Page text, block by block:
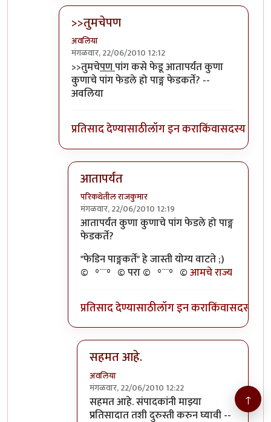
>>तुमचेपण
अवलिया
मंगळवार, 22/06/2010 12:12
In reply toसंपादकbyबिपिन कार्यकर्ते
>>तुमचेपणपांग कसे फेडू आतापर्यंत कुणा
कुणाचे पांग फेडले हो पाङ्ग फेडकर्ते? --
अवलिया
प्रतिसाद देण्यासाठीलॉग इन कराकिंवासदस्य व्हा
आतापर्यंत
परिकथेतील राजकुमार
मंगळवार, 22/06/2010 12:19
In reply to>>तुमचेपणbyअवलिया
आतापर्यंत कुणा कुणाचे पांग फेडले हो पाङ्ग
फेडकर्ते?
"फेडिन पाङ्गकर्ते" हे जास्ती योग्य वाटते ;)
©º°¨¨°º© परा ©º°¨¨°º©आमचे राज्य
प्रतिसाद देण्यासाठीलॉग इन कराकिंवासदस्य व्हा
सहमत आहे.
अवलिया
मंगळवार, 22/06/2010 12:22
In reply toआतापर्यंतbyपरिकथेतील राजकुमार
सहमत आहे. संपादकांनी माझ्या
प्रतिसादात तशी दुरुस्ती करुन घ्यावी --
↑